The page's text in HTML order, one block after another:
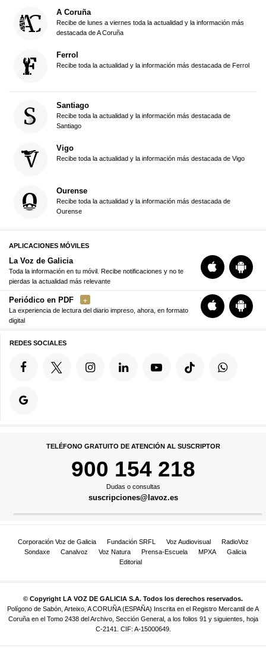
A Coruña
Recibe de lunes a viernes toda la actualidad y la información más
destacada de A Coruña
Ferrol
Recibe toda la actualidad y la información más destacada de Ferrol
Santiago
Recibe toda la actualidad y la información más destacada de
Santiago
Vigo
Recibe toda la actualidad y la información más destacada de Vigo
Ourense
Recibe toda la actualidad y la información más destacada de
Ourense
APLICACIONES MÓVILES
La Voz de Galicia
Toda la información en tu móvil. Recibe notificaciones y no te
pierdas la actualidad más relevante
Periódico en PDF
La experiencia de lectura del diario impreso, ahora, en formato
digital
REDES SOCIALES
TELÉFONO GRATUITO DE ATENCIÓN AL SUSCRIPTOR
900 154 218
Dudas o consultas
suscripciones@lavoz.es
Corporación Voz de Galicia Fundación SRFL Voz Audiovisual
RadioVoz
Sondaxe
Canalvoz Voz Natura Prensa-Escuela MPXA
Galicia
Editorial
© Copyright LA VOZ DE GALICIA S.A. Todos los derechos reservados.
Polígono de Sabón, Arteixo, A CORUÑA (ESPAÑA) Inscrita en el Registro Mercantil de A
Coruña en el Tomo 2438 del Archivo, Sección General, a los folios 91 y siguientes, hoja
C-2141. CIF: A-15000649.